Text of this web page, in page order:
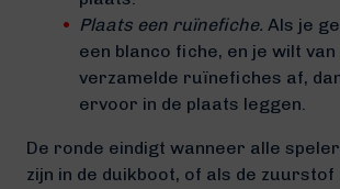
Plaats een ruïnefiche. Als je
een blanco fiche, en je wilt van
verzamelde ruïnefiches af,
ervoor in de plaats leggen.
De ronde eindigt wanneer alle
zijn in de duikboot, of als de zuurstof